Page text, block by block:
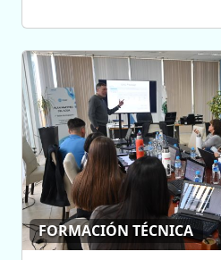
FORMACIÓN TÉCNICA